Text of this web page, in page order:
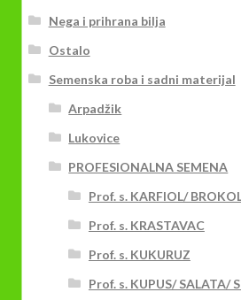
Nega i prihrana bilja
Ostalo
Semenska roba i sadni materijal
Arpadžik
Lukovice
PROFESIONALNA SEMENA
Prof. s. KARFIOL/
Prof. s. KRASTAVAC
Prof. s. KUKURUZ
Prof. s. KUPUS/ SALATA/